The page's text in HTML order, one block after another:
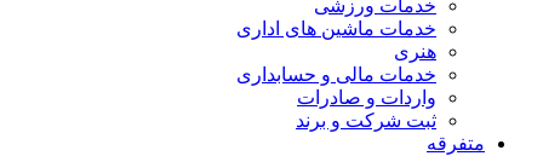
خدمات ورزشی
خدمات ماشین های اداری
هنری
خدمات مالی و حسابداری
واردات و صادرات
ثبت شرکت و برند
متفرقه